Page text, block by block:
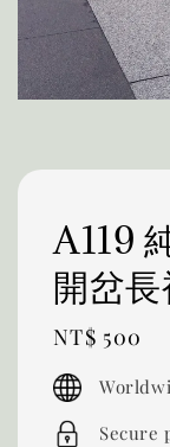
A119
開岔
Regular
price
NT$ 500
Secure